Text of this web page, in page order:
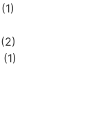
(1)
(2)
(1)